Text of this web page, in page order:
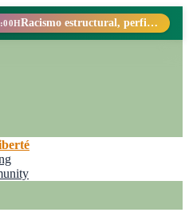
Racismo estructural, perfilamiento racial y abolicionismo carcelario.